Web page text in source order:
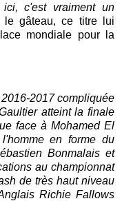
c'est vraiment un
le gâteau, ce titre lui
mondiale pour la
2017 compliquée
atteint la finale
face à Mohamed El
en forme du
Bonmalais et
au championnat
de très haut niveau
Richie Fallows